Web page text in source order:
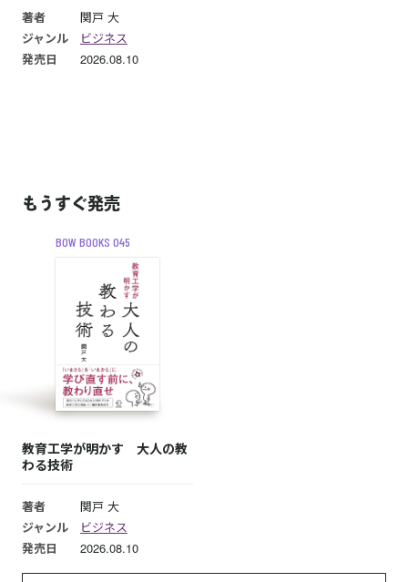
著者
関戸 大
ジャンル
ビジネス
発売日
2026.08.10
もうすぐ発売
BOW BOOKS 045
教育工学が明かす 大人の教
わる技術
著者
関戸 大
ジャンル
ビジネス
発売日
2026.08.10